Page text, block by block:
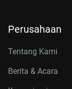
Perusahaan
Tentang Kami
Berita & Acara